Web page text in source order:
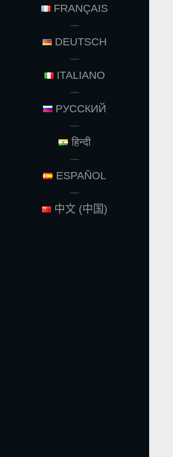
FRANÇAIS
DEUTSCH
ITALIANO
РУССКИЙ
हिन्दी
ESPAÑOL
中文 (中国)